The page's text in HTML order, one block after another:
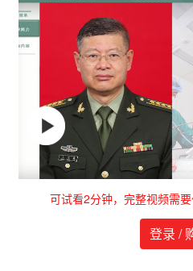
可试看2分钟，完整视频需
登录 /